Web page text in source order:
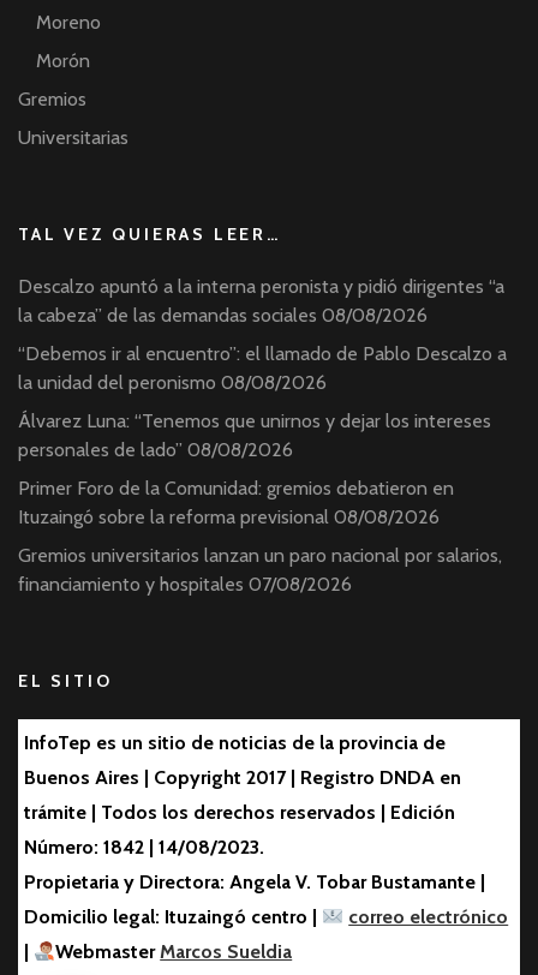
Moreno
Morón
Gremios
Universitarias
TAL VEZ QUIERAS LEER…
Descalzo apuntó a la interna peronista y pidió dirigentes “a
la cabeza” de las demandas sociales 08/08/2026
“Debemos ir al encuentro”: el llamado de Pablo Descalzo a
la unidad del peronismo 08/08/2026
Álvarez Luna: “Tenemos que unirnos y dejar los intereses
personales de lado” 08/08/2026
Primer Foro de la Comunidad: gremios debatieron en
Ituzaingó sobre la reforma previsional 08/08/2026
Gremios universitarios lanzan un paro nacional por salarios,
financiamiento y hospitales 07/08/2026
EL SITIO
InfoTep es un sitio de noticias de la provincia de
Buenos Aires | Copyright 2017 | Registro DNDA en
trámite | Todos los derechos reservados | Edición
Número: 1842 | 14/08/2023.
Propietaria y Directora: Angela V. Tobar Bustamante |
Domicilio legal: Ituzaingó centro |
correo electrónico
WebmasterMarcos Sueldia